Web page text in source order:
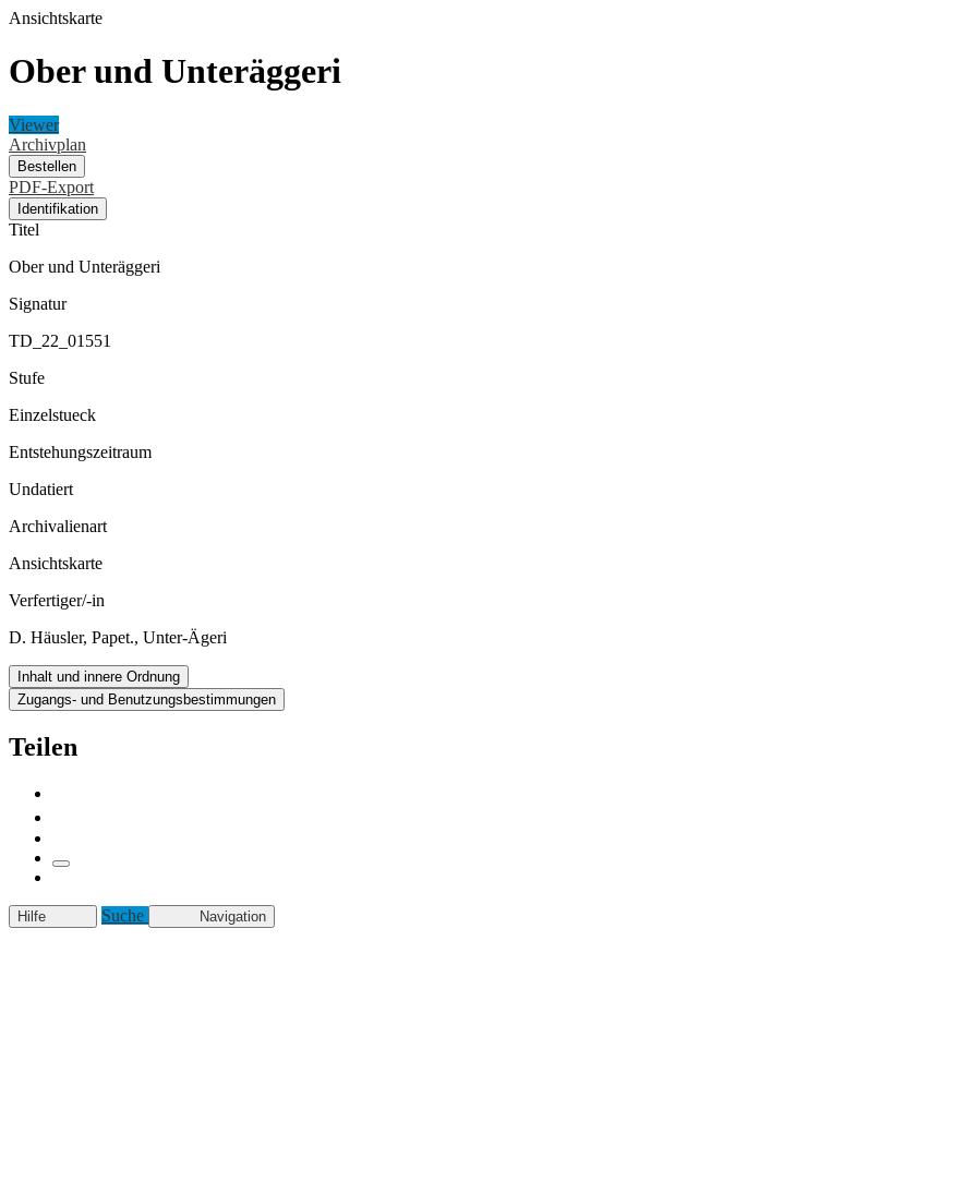
Ansichtskarte
Ober und Unteräggeri
Viewer
Archivplan
Bestellen
PDF-Export
Identifikation
Titel
Ober und Unteräggeri
Signatur
TD_22_01551
Stufe
Einzelstueck
Entstehungszeitraum
Undatiert
Archivalienart
Ansichtskarte
Verfertiger/-in
D. Häusler, Papet., Unter-Ägeri
Inhalt und innere Ordnung
Zugangs- und Benutzungsbestimmungen
Teilen
Hilfe Suche Navigation